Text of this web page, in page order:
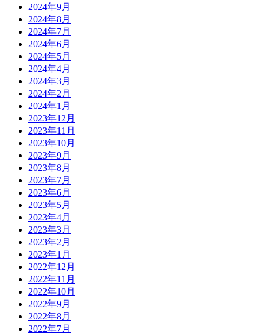
2024年9月
2024年8月
2024年7月
2024年6月
2024年5月
2024年4月
2024年3月
2024年2月
2024年1月
2023年12月
2023年11月
2023年10月
2023年9月
2023年8月
2023年7月
2023年6月
2023年5月
2023年4月
2023年3月
2023年2月
2023年1月
2022年12月
2022年11月
2022年10月
2022年9月
2022年8月
2022年7月